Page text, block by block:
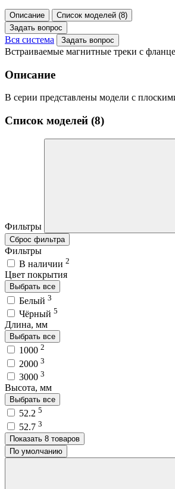
Описание
Список моделей (8)
Задать вопрос
Вся система Задать вопрос
Встраиваемые магнитные треки с
Описание
В серии представлены модели с
Список моделей (8)
Фильтры
Сброс фильтра
Фильтры
В наличии 2
Цвет покрытия
Выбрать все
Белый 3
Чёрный 5
Длина, мм
Выбрать все
1000 2
2000 3
3000 3
Высота, мм
Выбрать все
52.2 5
52.7 3
Показать 8 товаров
По умолчанию